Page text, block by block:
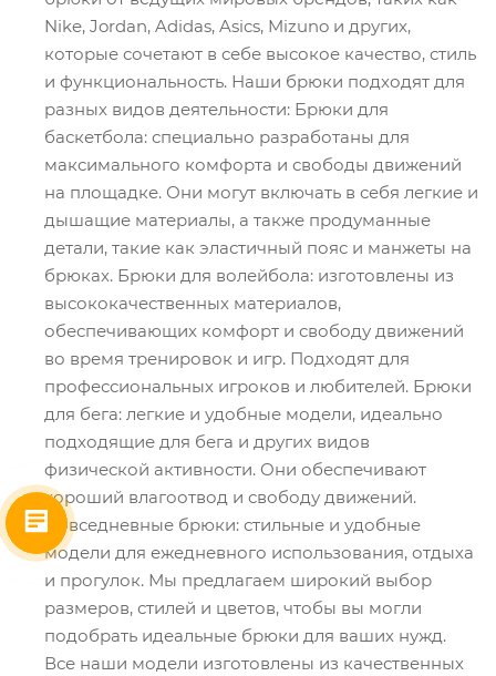
Nike, Jordan, Adidas, Asics, Mizuno и других,
которые сочетают в себе высокое качество, стиль
и функциональность. Наши брюки подходят для
разных видов деятельности: Брюки для
баскетбола: специально разработаны для
максимального комфорта и свободы движений
на площадке. Они могут включать в себя легкие и
дышащие материалы, а также продуманные
детали, такие как эластичный пояс и манжеты на
брюках. Брюки для волейбола: изготовлены из
высококачественных материалов,
обеспечивающих комфорт и свободу движений
во время тренировок и игр. Подходят для
профессиональных игроков и любителей. Брюки
для бега: легкие и удобные модели, идеально
подходящие для бега и других видов
физической активности. Они обеспечивают
хороший влагоотвод и свободу движений.
Повседневные брюки: стильные и удобные
модели для ежедневного использования, отдыха
и прогулок. Мы предлагаем широкий выбор
размеров, стилей и цветов, чтобы вы могли
подобрать идеальные брюки для ваших нужд.
Все наши модели изготовлены из качественных